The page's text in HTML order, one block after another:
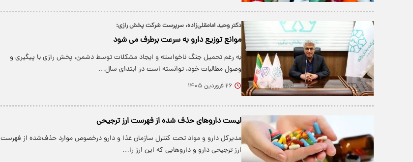
دکتر وحید امامقلی‌زاده، سرپرست شرکت پخش رازی:
موانع توزیع دارو به سرعت برطرف می شود
به رغم تحمیل جنگ ناخواسته و ایجاد مشکلات توسط دشمن، پخش رازی با پیگیری و
وصول مطالبات خود، توانسته است در ابتدای سال…
۲۶ فروردین ۱۴۰۵
لیست داروهای حذف شده از فهرست ارز ترجیحی
مدیرکل دارو و مواد تحت کنترل سازمان غذا و دارو درخصوص موارد حذف‌شده از فهرست
ارز ترجیحی دارو و داروهایی که این ارز را…